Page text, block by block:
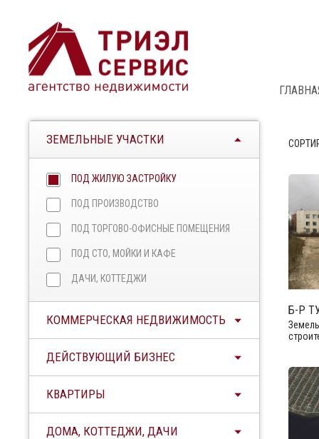
ЗЕМЕЛЬНЫЕ УЧАСТКИ
ПОД ЖИЛУЮ ЗАСТРОЙКУ
ПОД ПРОИЗВОДСТВО
ПОД ТОРГОВО-ОФИСНЫЕ ПОМЕЩЕНИЯ
ПОД СТО, МОЙКИ И КАФЕ
ДАЧИ, КОТТЕДЖИ
КОММЕРЧЕСКАЯ НЕДВИЖИМОСТЬ
ДЕЙСТВУЮЩИЙ БИЗНЕС
КВАРТИРЫ
ДОМА, КОТТЕДЖИ, ДАЧИ
Б-Р